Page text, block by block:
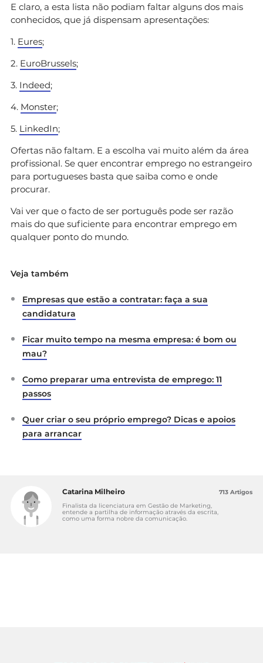
E claro, a esta lista não podiam faltar alguns dos mais
conhecidos, que já dispensam apresentações:
1. Eures;
2. EuroBrussels;
3. Indeed;
4. Monster;
5. LinkedIn;
Ofertas não faltam. E a escolha vai muito além da área
profissional. Se quer encontrar emprego no estrangeiro
para portugueses basta que saiba como e onde
procurar.
Vai ver que o facto de ser português pode ser razão
mais do que suficiente para encontrar emprego em
qualquer ponto do mundo.
Veja também
Empresas que estão a contratar: faça a sua
candidatura
Ficar muito tempo na mesma empresa: é bom ou
mau?
Como preparar uma entrevista de emprego: 11
passos
Quer criar o seu próprio emprego? Dicas e apoios
para arrancar
Catarina Milheiro
Finalista da licenciatura em Gestão de Marketing,
entende a partilha de informação através da escrita,
como uma forma nobre da comunicação.
713 Artigos